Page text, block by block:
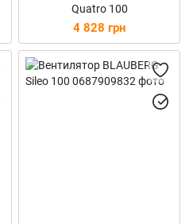
Quatro 100
4 828 грн